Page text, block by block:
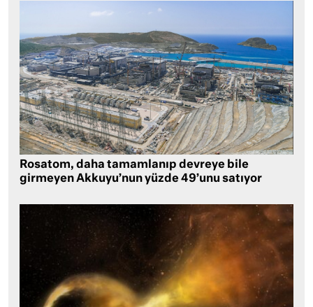
Rosatom, daha tamamlanıp devreye bile
girmeyen Akkuyu’nun yüzde 49’unu satıyor